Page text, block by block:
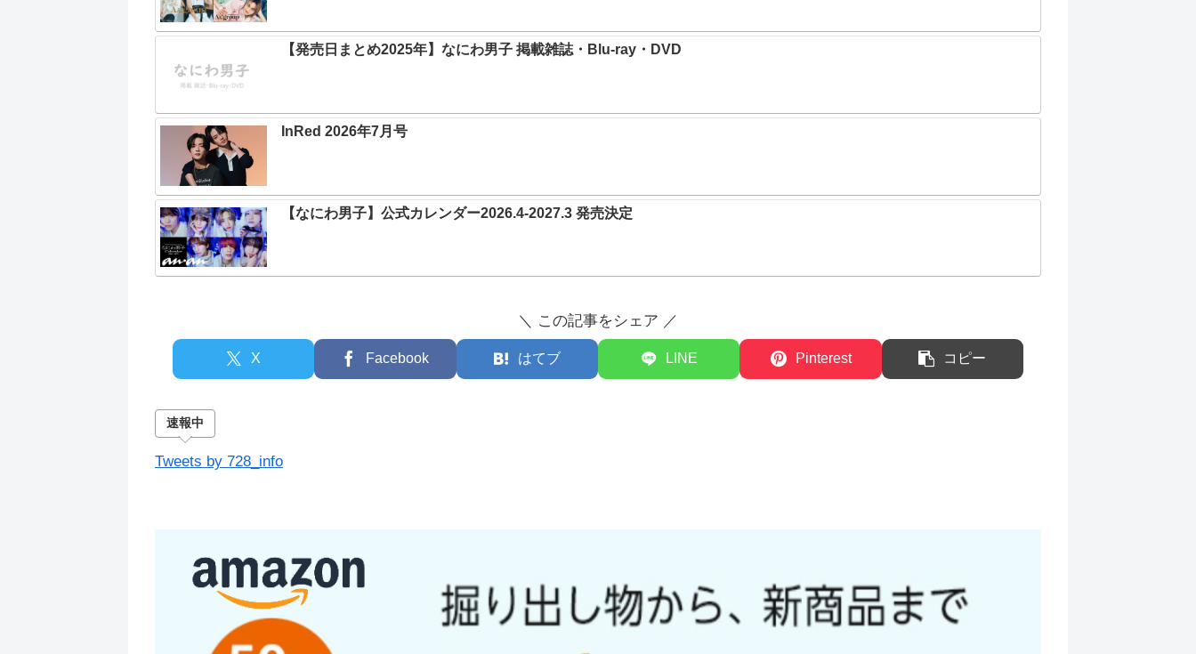
【発売日まとめ2025年】なにわ男子 掲載雑誌・Blu-ray・DVD
InRed 2026年7月号
【なにわ男子】公式カレンダー2026.4-2027.3 発売決定
＼ この記事をシェア ／
X Facebook はてブ LINE Pinterest コピー
速報中
Tweets by 728_info